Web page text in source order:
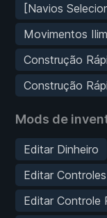
[Navios
Movimentos
Construção
Construção
Mods de
Editar Dinheiro
Editar Controles
Editar Controle